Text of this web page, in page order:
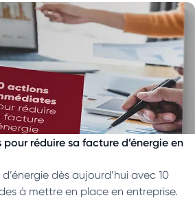
réduire sa facture d’énergie en
dès aujourd’hui avec 10
à mettre en place en entreprise.